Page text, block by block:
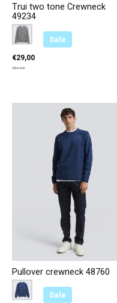
Sale
Trui two tone Crewneck
49234
Color: — Grijs 19704
Grijs 19704
€29,00
€59,95
Sale
Pullover crewneck 48760
Color: — Blauw 39102
Blauw 39102